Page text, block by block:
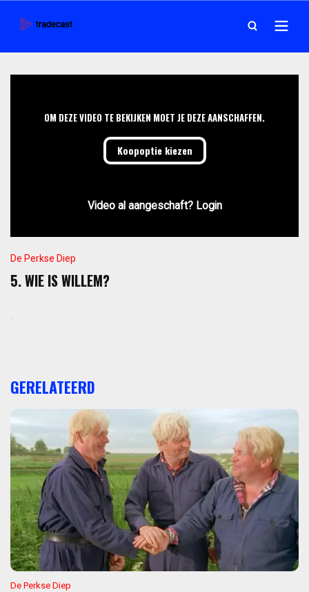
OM DEZE VIDEO TE BEKIJKEN MOET JE DEZE AANSCHAFFEN.
Koopoptie kiezen
Video al aangeschaft? Login
De Perkse Diep
5. WIE IS WILLEM?
.
GERELATEERD
De Perkse Diep